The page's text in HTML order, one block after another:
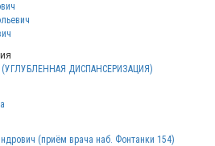
ДИСПАНСЕРИЗАЦИЯ)
(приём врача наб. Фонтанки 154)